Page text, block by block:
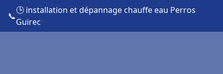
📞
🕒 installation et dépannage chauffe eau Perros
Guirec